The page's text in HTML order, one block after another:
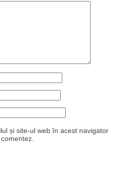
și site-ul web în acest navigator